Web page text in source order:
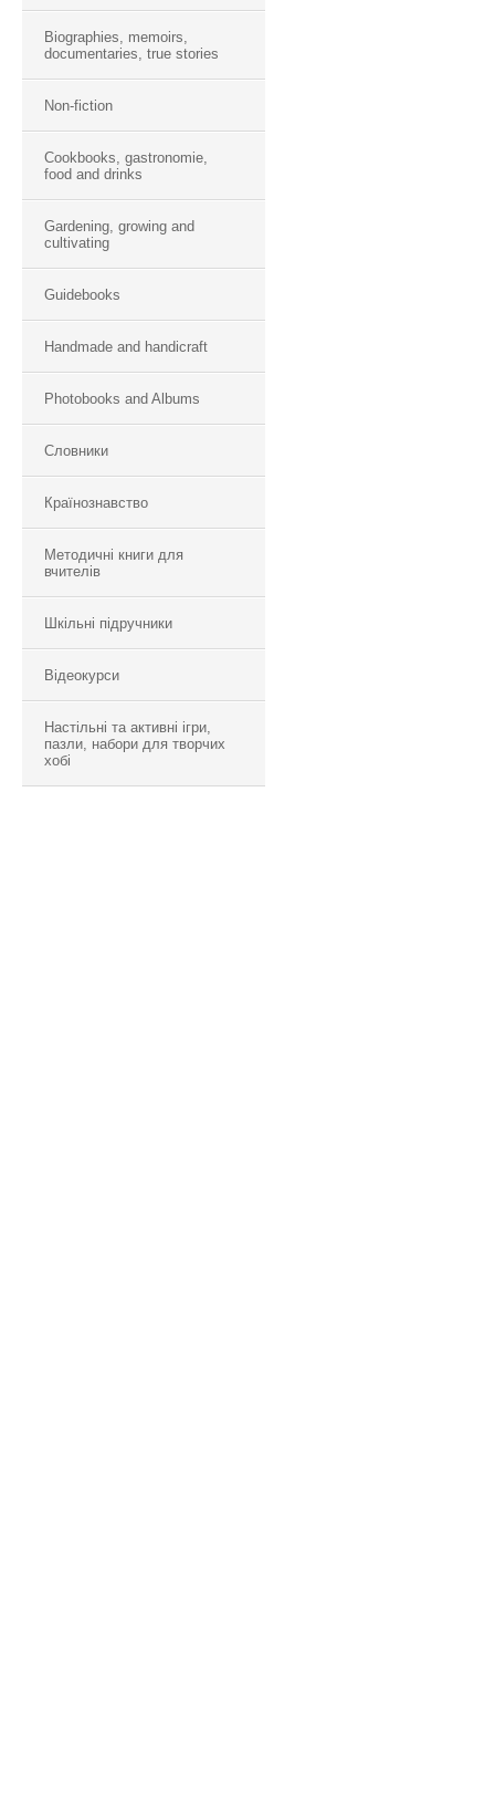
Biographies, memoirs,
documentaries, true stories
Non-fiction
Cookbooks, gastronomie,
food and drinks
Gardening, growing and
cultivating
Guidebooks
Handmade and handicraft
Photobooks and Albums
Словники
Країнознавство
Методичні книги для
вчителів
Шкільні підручники
Відеокурси
Настільні та активні ігри,
пазли, набори для творчих
хобі